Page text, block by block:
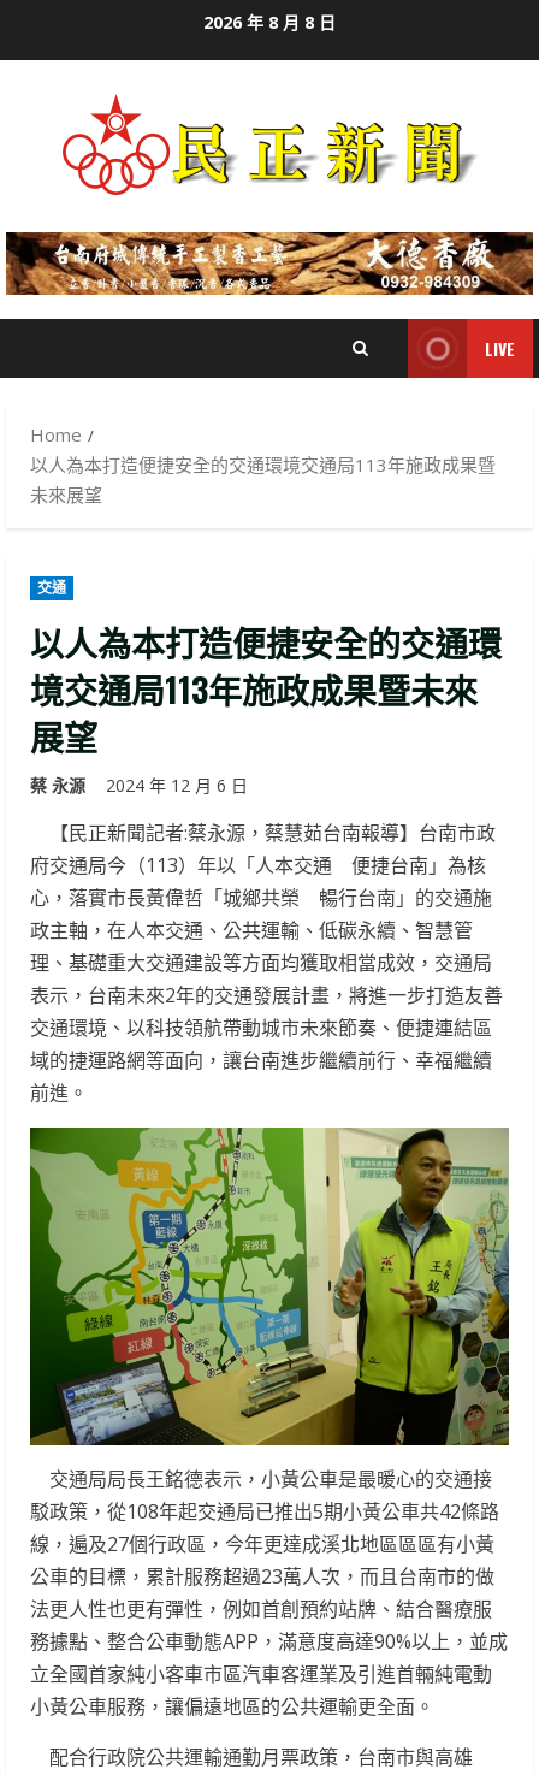
2026 年 8 月 8 日
LIVE
Home
以人為本打造便捷安全的交通環境交通局113年施政成果暨
未來展望
交通
以人為本打造便捷安全的交通環
境交通局113年施政成果暨未來
展望
蔡 永源 2024 年 12 月 6 日
【民正新聞記者:蔡永源，蔡慧茹台南報導】台南市政
府交通局今（113）年以「人本交通 便捷台南」為核
心，落實市長黃偉哲「城鄉共榮 暢行台南」的交通施
政主軸，在人本交通、公共運輸、低碳永續、智慧管
理、基礎重大交通建設等方面均獲取相當成效，交通局
表示，台南未來2年的交通發展計畫，將進一步打造友善
交通環境、以科技領航帶動城市未來節奏、便捷連結區
域的捷運路網等面向，讓台南進步繼續前行、幸福繼續
前進。
交通局局長王銘德表示，小黃公車是最暖心的交通接
駁政策，從108年起交通局已推出5期小黃公車共42條路
線，遍及27個行政區，今年更達成溪北地區區區有小黃
公車的目標，累計服務超過23萬人次，而且台南市的做
法更人性也更有彈性，例如首創預約站牌、結合醫療服
務據點、整合公車動態APP，滿意度高達90%以上，並成
立全國首家純小客車市區汽車客運業及引進首輛純電動
小黃公車服務，讓偏遠地區的公共運輸更全面。
配合行政院公共運輸通勤月票政策，台南市與高雄